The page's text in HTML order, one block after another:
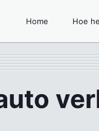
Home Hoe